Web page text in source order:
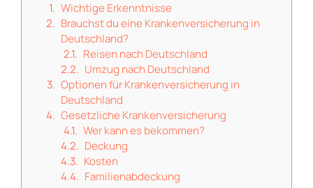
Wichtige Erkenntnisse
Brauchst du eine Krankenversicherung in
Deutschland?
Reisen nach Deutschland
Umzug nach Deutschland
Optionen für Krankenversicherung in
Deutschland
Gesetzliche Krankenversicherung
Wer kann es bekommen?
Deckung
Kosten
Familienabdeckung